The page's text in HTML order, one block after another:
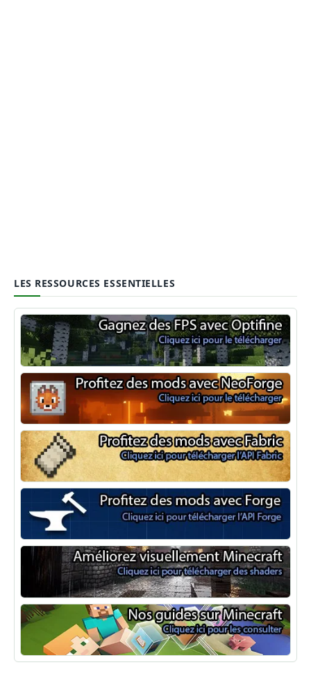
LES RESSOURCES ESSENTIELLES
Optifine
NeoForge
Minecraft Fabric
Minecraft Forge
Shaders Minecraft
Guide Minecraft